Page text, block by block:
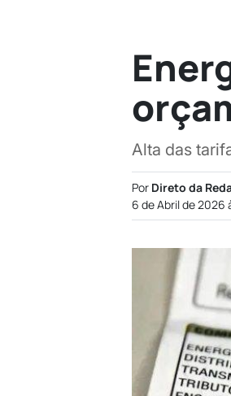
Alta das
Por Direto da
6 de Abril de 2026